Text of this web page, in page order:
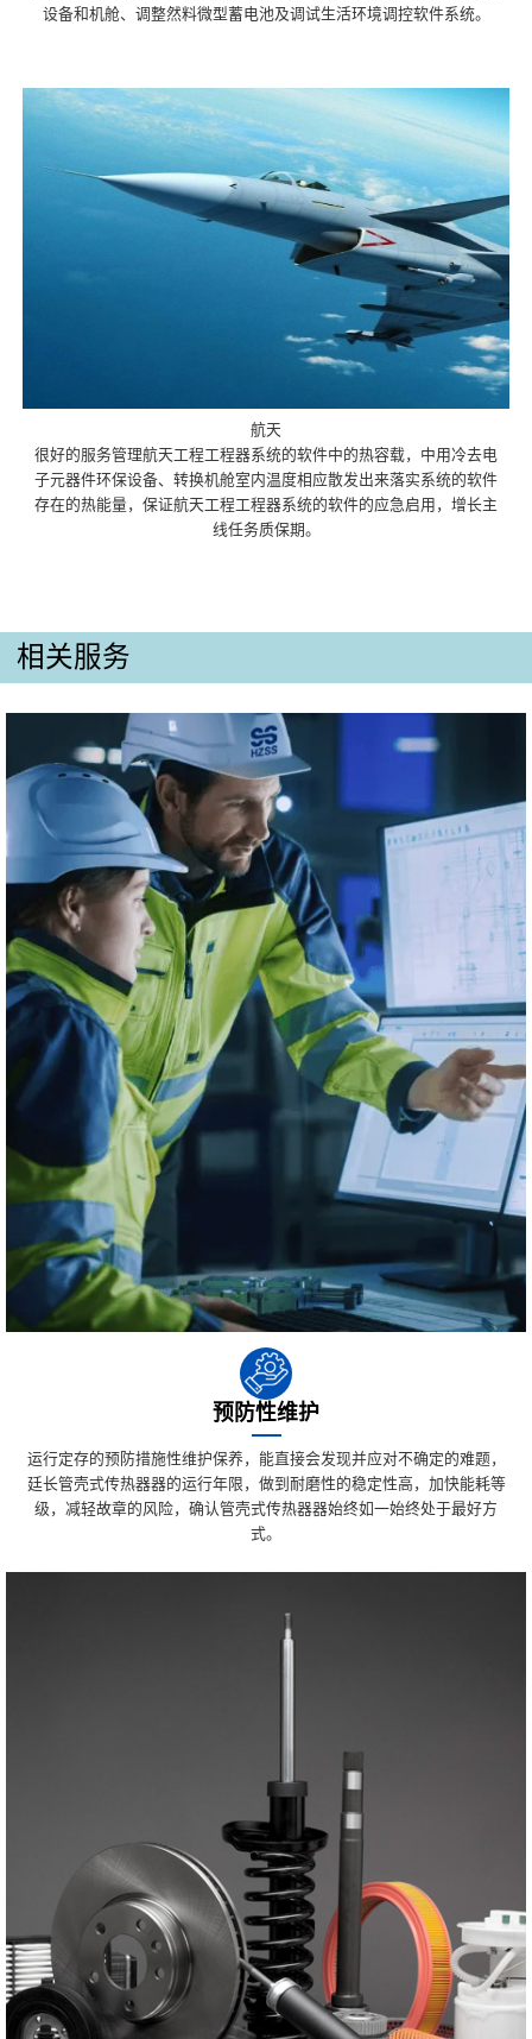
设备和机舱、调整然料微型蓄电池及调试生活环境调控软件系统。
航天
很好的服务管理航天工程工程器系统的软件中的热容载，中用冷去电
子元器件环保设备、转换机舱室内温度相应散发出来落实系统的软件
存在的热能量，保证航天工程工程器系统的软件的应急启用，增长主
线任务质保期。
相关服务
预防性维护
运行定存的预防措施性维护保养，能直接会发现并应对不确定的难题，
廷长管壳式传热器器的运行年限，做到耐磨性的稳定性高，加快能耗等
级，减轻故章的风险，确认管壳式传热器器始终如一始终处于最好方
式。